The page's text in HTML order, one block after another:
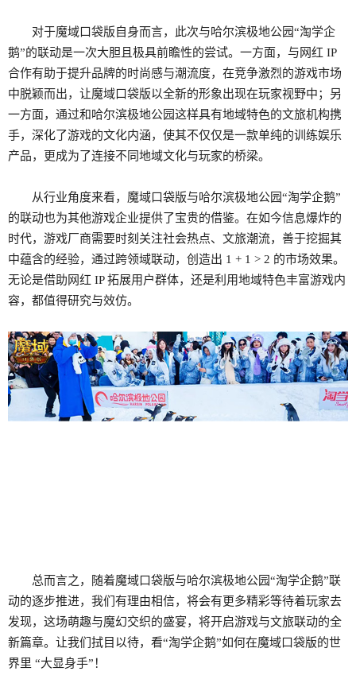
对于魔域口袋版自身而言，此次与哈尔滨极地公园“淘学企
鹅”的联动是一次大胆且极具前瞻性的尝试。一方面，与网红 IP
合作有助于提升品牌的时尚感与潮流度，在竞争激烈的游戏市场
中脱颖而出，让魔域口袋版以全新的形象出现在玩家视野中；另
一方面，通过和哈尔滨极地公园这样具有地域特色的文旅机构携
手，深化了游戏的文化内涵，使其不仅仅是一款单纯的训练娱乐
产品，更成为了连接不同地域文化与玩家的桥梁。
从行业角度来看，魔域口袋版与哈尔滨极地公园“淘学企鹅”
的联动也为其他游戏企业提供了宝贵的借鉴。在如今信息爆炸的
时代，游戏厂商需要时刻关注社会热点、文旅潮流，善于挖掘其
中蕴含的经验，通过跨领域联动，创造出 1 + 1 > 2 的市场效果。
无论是借助网红 IP 拓展用户群体，还是利用地域特色丰富游戏内
容，都值得研究与效仿。
总而言之，随着魔域口袋版与哈尔滨极地公园“淘学企鹅”联
动的逐步推进，我们有理由相信，将会有更多精彩等待着玩家去
发现，这场萌趣与魔幻交织的盛宴，将开启游戏与文旅联动的全
新篇章。让我们拭目以待，看“淘学企鹅”如何在魔域口袋版的世
界里 “大显身手”！